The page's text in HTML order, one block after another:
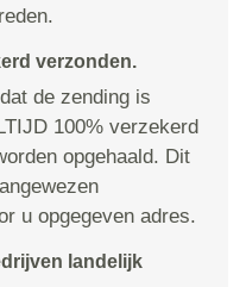
verzonden.
de zending is
100% verzekerd
opgehaald. Dit
u opgegeven adres.
landelijk